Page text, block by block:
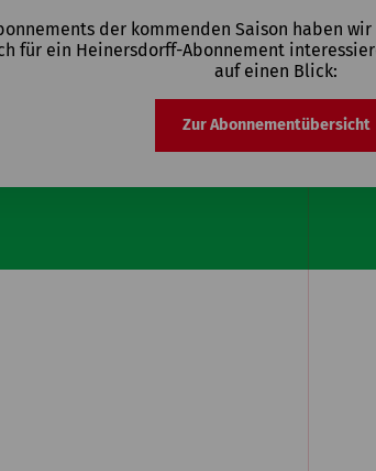
der kommenden Saison haben
für ein Heinersdorff-Abonnement
auf einen Blick:
Zur Abonnementübersicht